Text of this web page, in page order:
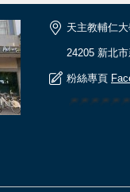
天主教輔仁
24205 新北
粉絲專頁